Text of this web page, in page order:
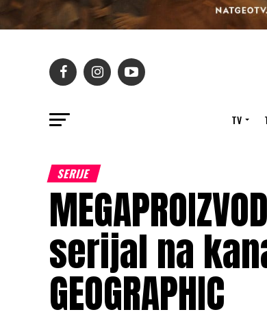
TV
SERIJE
serijal na
GEOGRAPHIC